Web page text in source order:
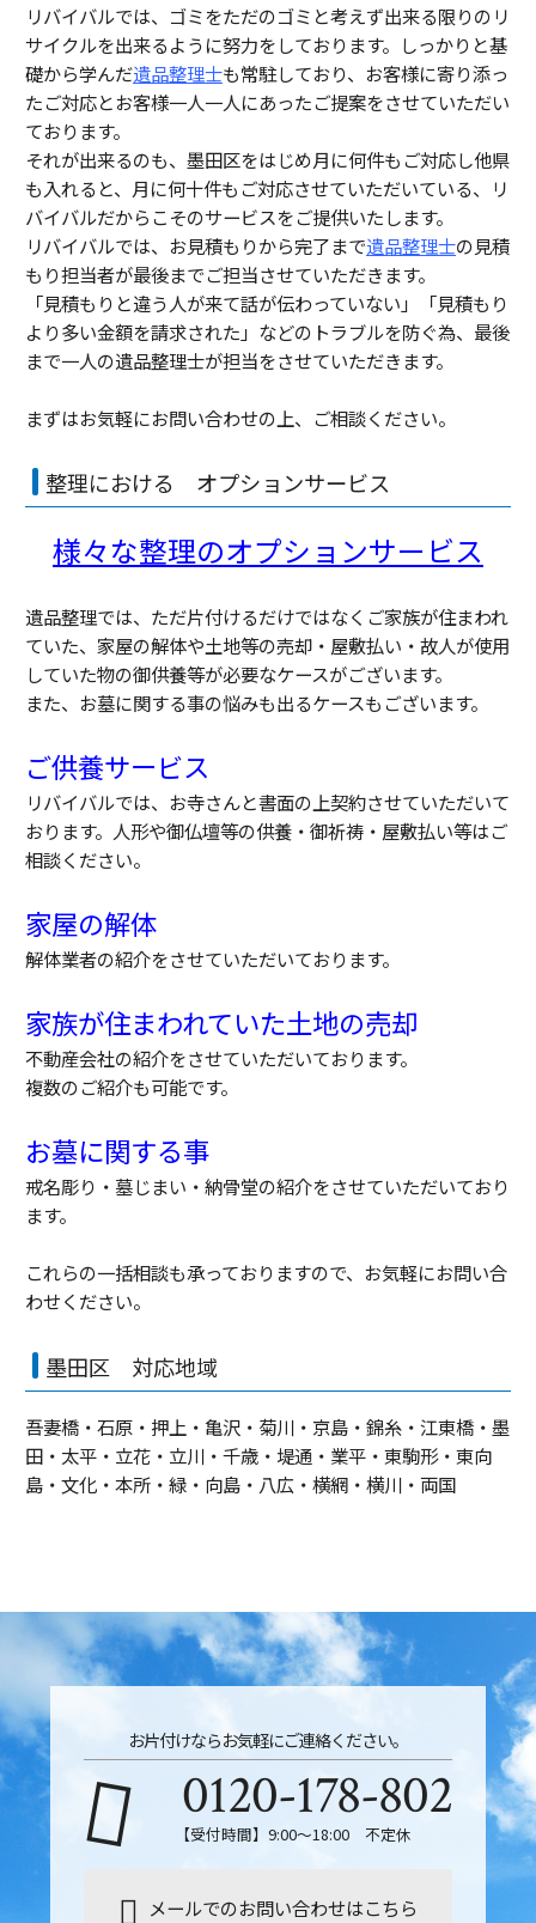
リバイバルでは、ゴミをただのゴミと考えず出来る限りのリ
サイクルを出来るように努力をしております。しっかりと基
礎から学んだ遺品整理士も常駐しており、お客様に寄り添っ
たご対応とお客様一人一人にあったご提案をさせていただい
ております。
それが出来るのも、墨田区をはじめ月に何件もご対応し他県
も入れると、月に何十件もご対応させていただいている、リ
バイバルだからこそのサービスをご提供いたします。
リバイバルでは、お見積もりから完了まで遺品整理士の見積
もり担当者が最後までご担当させていただきます。
「見積もりと違う人が来て話が伝わっていない」「見積もり
より多い金額を請求された」などのトラブルを防ぐ為、最後
まで一人の遺品整理士が担当をさせていただきます。
まずはお気軽にお問い合わせの上、ご相談ください。
整理における オプションサービス
様々な整理のオプションサービス
遺品整理では、ただ片付けるだけではなくご家族が住まわれ
ていた、家屋の解体や土地等の売却・屋敷払い・故人が使用
していた物の御供養等が必要なケースがございます。
また、お墓に関する事の悩みも出るケースもございます。
ご供養サービス
リバイバルでは、お寺さんと書面の上契約させていただいて
おります。人形や御仏壇等の供養・御祈祷・屋敷払い等はご
相談ください。
家屋の解体
解体業者の紹介をさせていただいております。
家族が住まわれていた土地の売却
不動産会社の紹介をさせていただいております。
複数のご紹介も可能です。
お墓に関する事
戒名彫り・墓じまい・納骨堂の紹介をさせていただいており
ます。
これらの一括相談も承っておりますので、お気軽にお問い合
わせください。
墨田区 対応地域
吾妻橋・石原・押上・亀沢・菊川・京島・錦糸・江東橋・墨
田・太平・立花・立川・千歳・堤通・業平・東駒形・東向
島・文化・本所・緑・向島・八広・横網・横川・両国
お片付けならお気軽にご連絡ください。
0120-178-802
【受付時間】9:00～18:00 不定休
メールでのお問い合わせはこちら